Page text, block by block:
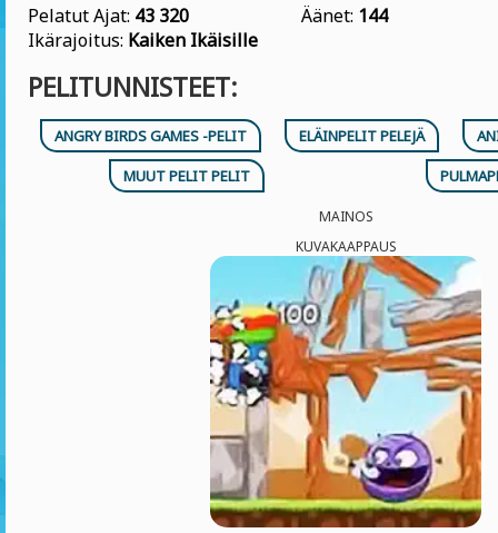
Pelatut Ajat: 43 320 Äänet: 144
Ikärajoitus: Kaiken Ikäisille
PELITUNNISTEET:
ANGRY BIRDS GAMES -PELIT ELÄINPELIT PELEJÄ
MUUT PELIT PELIT
MAINOS
KUVAKAAPPAUS